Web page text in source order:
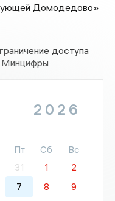
Домодедово»
доступа
Минцифры
2026
Пт Сб
Вс
31 1
2
7 8
9